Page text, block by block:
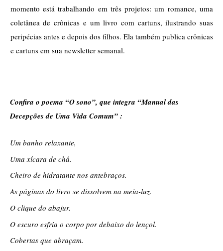
momento está trabalhando em três projetos: um romance, uma
coletânea de crônicas e um livro com cartuns, ilustrando suas
peripécias antes e depois dos filhos. Ela também publica crônicas
e cartuns em sua newsletter semanal.
Confira o poema “O sono”, que integra “Manual das
Decepções de Uma Vida Comum” :
Um banho relaxante,
Uma xícara de chá.
Cheiro de hidratante nos antebraços.
As páginas do livro se dissolvem na meia-luz.
O clique do abajur.
O escuro esfria o corpo por debaixo do lençol.
Cobertas que abraçam.